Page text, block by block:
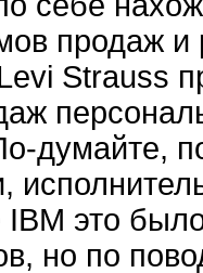
продаж
Strauss
думайте,
это
но по